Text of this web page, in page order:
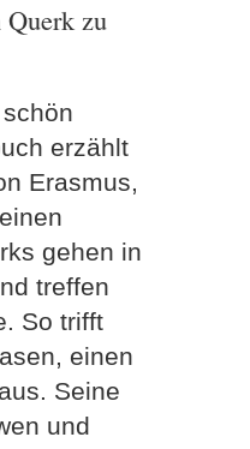
Querk zu
erzählt
Erasmus,
gehen in
treffen
So trifft
einen
Seine
und